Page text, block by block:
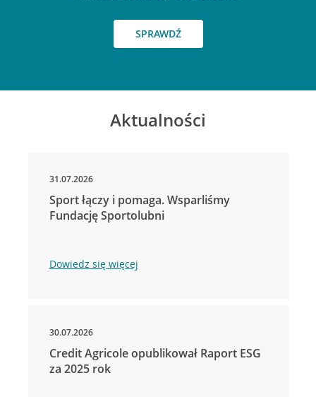
SPRAWDŹ
Aktualności
31.07.2026
Sport łączy i pomaga. Wsparliśmy
Fundację Sportolubni
Dowiedz się więcej
30.07.2026
Credit Agricole opublikował Raport ESG
za 2025 rok